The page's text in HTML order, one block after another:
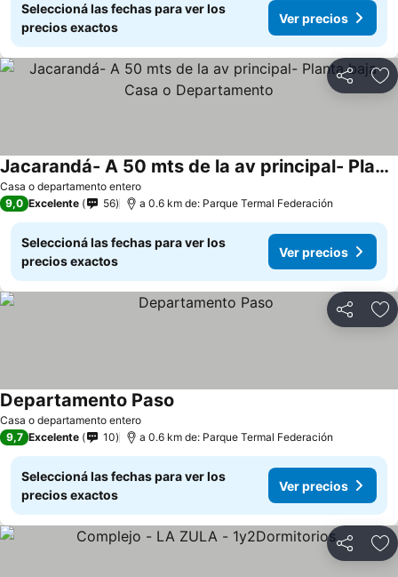
Seleccioná las fechas para ver los
precios exactos
Ver precios
Compartir
Casa o departamento entero
Jacarandá- A 50 mts de la av principal- Planta baja- Casa o Departamento
Ver precios
9,0 Excelente 56 a 0.6 km de: Parque Termal Federación
Seleccioná las fechas para ver los
precios exactos
Ver precios
Compartir
Casa o departamento entero
Departamento Paso
9,7 Excelente 10 a 0.6 km de: Parque Termal Federación
Seleccioná las fechas para ver los
precios exactos
Ver precios
Compartir